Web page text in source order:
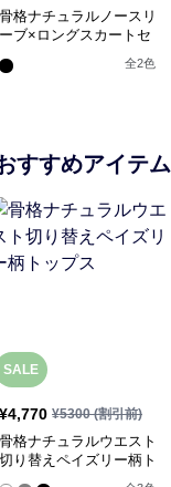
骨格ナチュラルノースリ
ーブ×ロングスカートセ
全2色
すすめアイテム
SALE
¥4,770 ¥5300(割引前)
骨格ナチュラルウエスト
切り替えペイズリー柄ト